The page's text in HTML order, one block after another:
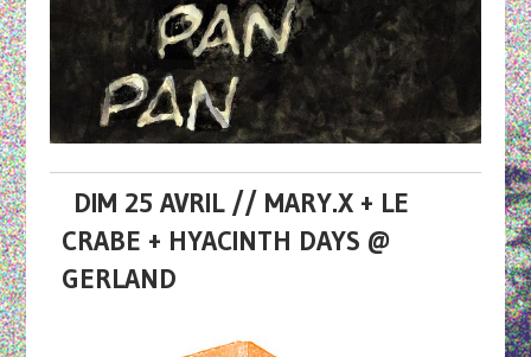
DIM 25 AVRIL // MARY.X + LE
CRABE + HYACINTH DAYS @
GERLAND